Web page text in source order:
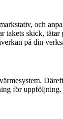
och
skick,
på din
för